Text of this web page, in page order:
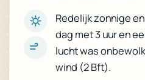
Redelijk zonnige
dag met 3 uur en
lucht was
wind (2 Bft).